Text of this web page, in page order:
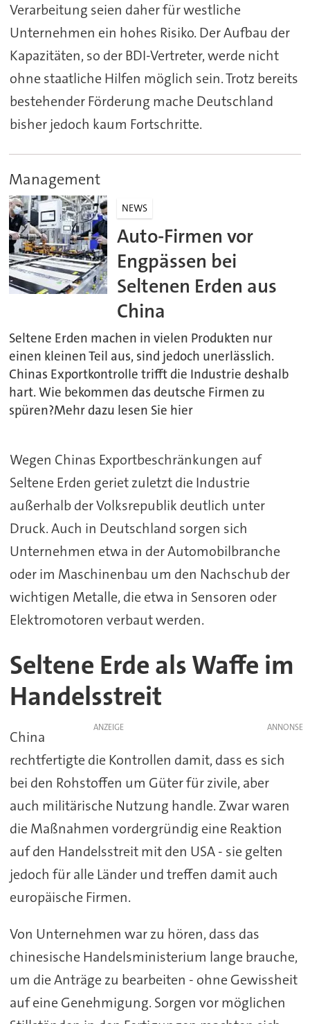
Verarbeitung seien daher für westliche
Unternehmen ein hohes Risiko. Der Aufbau der
Kapazitäten, so der BDI-Vertreter, werde nicht
ohne staatliche Hilfen möglich sein. Trotz bereits
bestehender Förderung mache Deutschland
bisher jedoch kaum Fortschritte.
Management
NEWS
Auto-Firmen vor
Engpässen bei
Seltenen Erden aus
China
Seltene Erden machen in vielen Produkten nur
einen kleinen Teil aus, sind jedoch unerlässlich.
Chinas Exportkontrolle trifft die Industrie deshalb
hart. Wie bekommen das deutsche Firmen zu
spüren?Mehr dazu lesen Sie hier
Wegen Chinas Exportbeschränkungen auf
Seltene Erden geriet zuletzt die Industrie
außerhalb der Volksrepublik deutlich unter
Druck. Auch in Deutschland sorgen sich
Unternehmen etwa in der Automobilbranche
oder im Maschinenbau um den Nachschub der
wichtigen Metalle, die etwa in Sensoren oder
Elektromotoren verbaut werden.
Seltene Erde als Waffe im
Handelsstreit
ANZEIGE
China
rechtfertigte die Kontrollen damit, dass es sich
bei den Rohstoffen um Güter für zivile, aber
auch militärische Nutzung handle. Zwar waren
die Maßnahmen vordergründig eine Reaktion
auf den Handelsstreit mit den USA - sie gelten
jedoch für alle Länder und treffen damit auch
europäische Firmen.
Von Unternehmen war zu hören, dass das
chinesische Handelsministerium lange brauche,
um die Anträge zu bearbeiten - ohne Gewissheit
auf eine Genehmigung. Sorgen vor möglichen